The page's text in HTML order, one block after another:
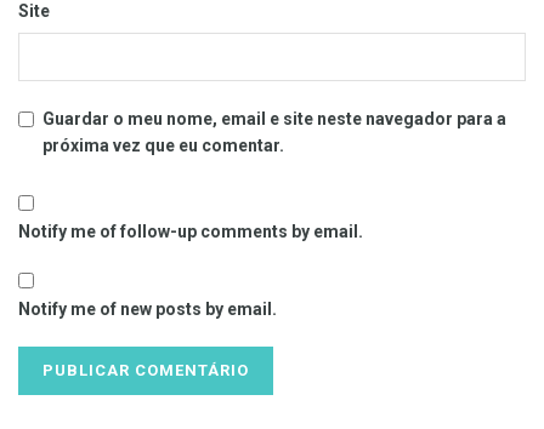
Site
Guardar o meu nome, email e site neste navegador para a
próxima vez que eu comentar.
Notify me of follow-up comments by email.
Notify me of new posts by email.